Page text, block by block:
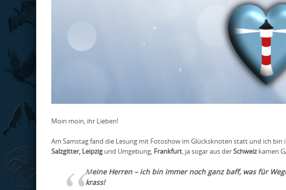
Moin moin, ihr Lieben!
Am Samstag fand die Lesung mit Fotoshow im Glücksknoten statt und ich
Salzgitter, Leipzigund Umgebung, Frankfurt, ja sogar aus derSchweiz kamen
Meine Herren – ich bin immer noch ganz baff, was für
krass!